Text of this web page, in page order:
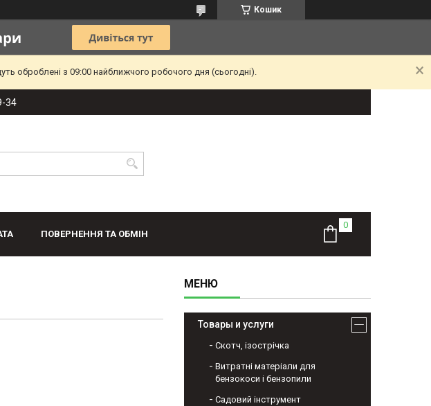
Кошик
оброблені з 09:00 найближчого робочого дня (сьогодні).
34
ПОВЕРНЕННЯ ТА ОБМІН
Товары и услуги
Скотч, ізострічка
Витратні матеріали для
бензокоси і бензопили
Садовий інструмент